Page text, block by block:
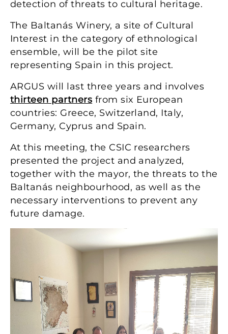
detection of threats to cultural heritage.
The Baltanás Winery, a site of Cultural
Interest in the category of ethnological
ensemble, will be the pilot site
representing Spain in this project.
ARGUS will last three years and involves
thirteen partners from six European
countries: Greece, Switzerland, Italy,
Germany, Cyprus and Spain.
At this meeting, the CSIC researchers
presented the project and analyzed,
together with the mayor, the threats to the
Baltanás neighbourhood, as well as the
necessary interventions to prevent any
future damage.